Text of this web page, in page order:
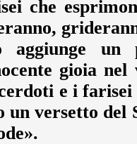
che
aggiunge
gioia nel
e i farisei
un versetto